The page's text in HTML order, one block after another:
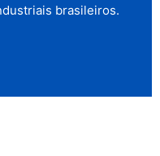
brasileiros.